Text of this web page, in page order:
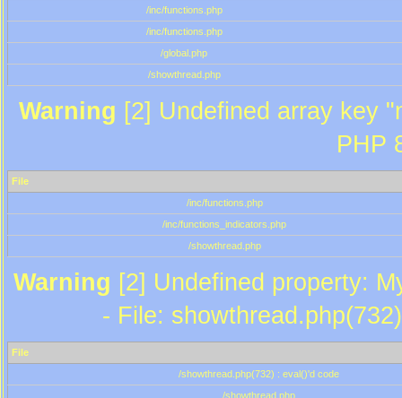
/inc/functions.php
/inc/functions.php
/global.php
/showthread.php
Warning [2] Undefined array key
PHP
File
/inc/functions.php
/inc/functions_indicators.php
/showthread.php
Warning [2] Undefined property:
- File:
File
/showthread.php(732) : eval()'d code
/showthread.php